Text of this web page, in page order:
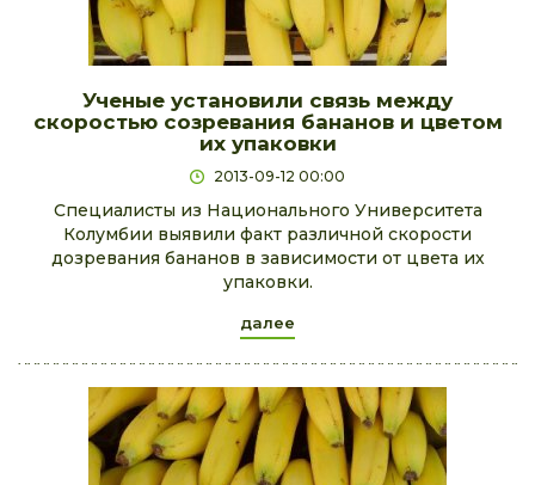
Ученые установили связь между
скоростью созревания бананов и цветом
их упаковки
2013-09-12 00:00
Специалисты из Национального Университета
Колумбии выявили факт различной скорости
дозревания бананов в зависимости от цвета их
упаковки.
далее